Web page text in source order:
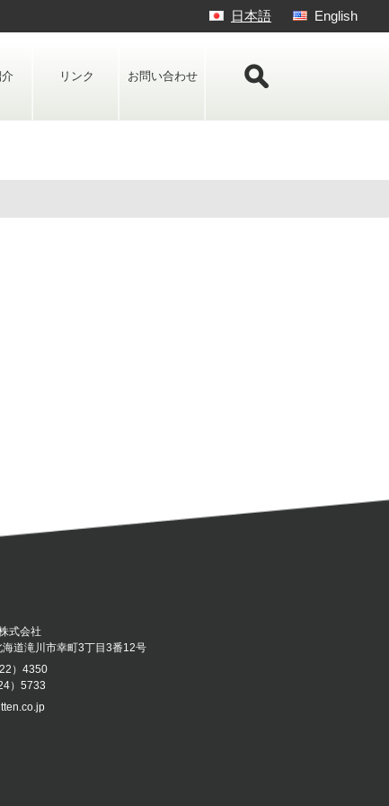
English
日本語
リンク お問い合わせ
式会社
道滝川市幸町3丁目3番12号
）4350
）5733